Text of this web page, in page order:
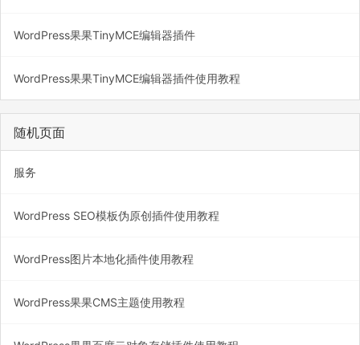
WordPress果果TinyMCE编辑器插件
WordPress果果TinyMCE编辑器插件使用教程
随机页面
服务
WordPress SEO模板伪原创插件使用教程
WordPress图片本地化插件使用教程
WordPress果果CMS主题使用教程